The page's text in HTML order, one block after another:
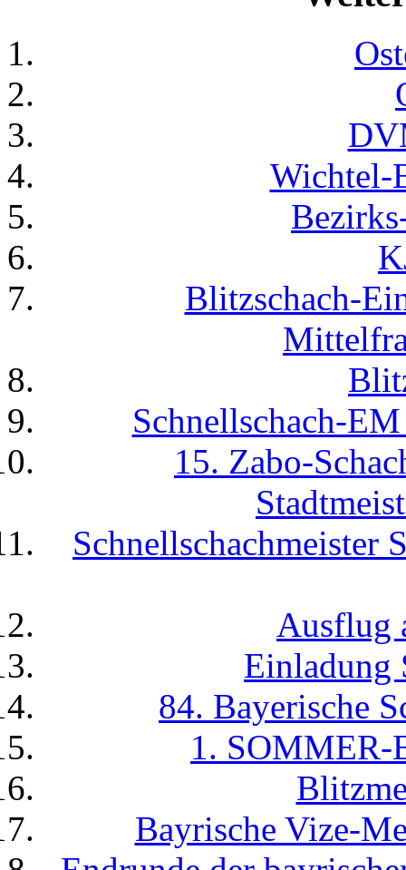
Wichtel-
Blitzschach-
Schnellschach-
15. Zabo-
Schnellschachmeister
Ausflug
Einladung
84. Bayerische
1.
Bayrische Vize-